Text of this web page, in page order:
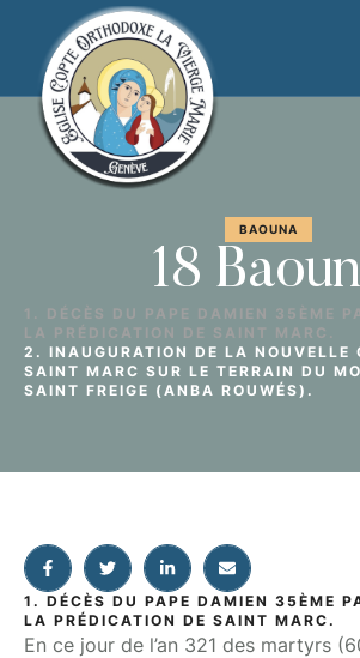
BAOUNA
18
1. DÉCÈS DU PAPE DAMIEN 35ÈME
LA PRÉDICATION DE SAINT MARC.
2. INAUGURATION DE LA NOUVELLE
SAINT MARC SUR LE TERRAIN DU
SAINT FREIGE (ANBA ROUWÉS).
1. DÉCÈS DU PAPE DAMIEN 35ÈME
LA PRÉDICATION DE SAINT MARC.
En ce jour de l’an 321 des martyrs